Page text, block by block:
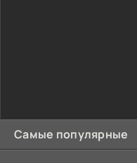
Самые популярные